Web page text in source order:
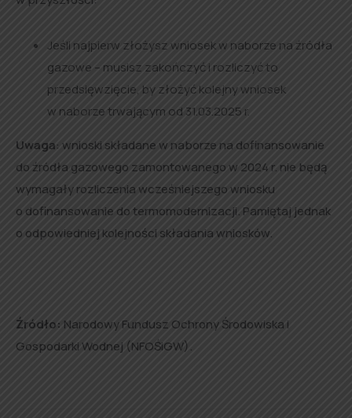
Jeśli najpierw złożysz wniosek w naborze na źródła
gazowe – musisz zakończyć i rozliczyć to
przedsięwzięcie, by złożyć kolejny wniosek
w naborze trwającym od 31.03.2025 r.
Uwaga: wnioski składane w naborze na dofinansowanie
do źródła gazowego zamontowanego w 2024 r. nie będą
wymagały rozliczenia wcześniejszego wniosku
o dofinansowanie do termomodernizacji. Pamiętaj jednak
o odpowiedniej kolejności składania wniosków.
Źródło: Narodowy Fundusz Ochrony Środowiska i
Gospodarki Wodnej (NFOŚiGW).